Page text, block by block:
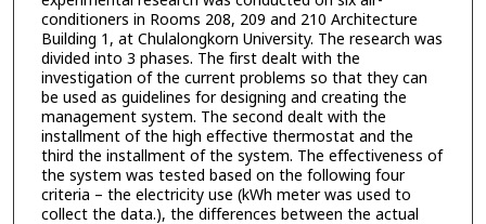
conditioners in Rooms 208, 209 and 210 Architecture
Building 1, at Chulalongkorn University. The research was
divided into 3 phases. The first dealt with the
investigation of the current problems so that they can
be used as guidelines for designing and creating the
management system. The second dealt with the
installment of the high effective thermostat and the
third the installment of the system. The effectiveness of
the system was tested based on the following four
criteria – the electricity use (kWh meter was used to
collect the data.), the differences between the actual